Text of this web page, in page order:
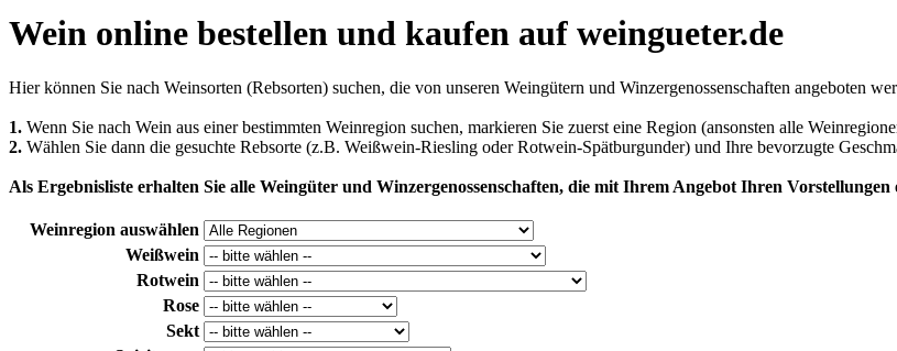
Wein online bestellen und kaufen auf weingueter.de
Hier können Sie nach Weinsorten (Rebsorten) suchen, die von unseren Weingütern und Winzergenossenschaften angeboten
1. Wenn Sie nach Wein aus einer bestimmten Weinregion suchen, markieren Sie zuerst eine Region (ansonsten alle
2. Wählen Sie dann die gesuchte Rebsorte (z.B. Weißwein-Riesling oder Rotwein-Spätburgunder) und Ihre bevorzugte
Als Ergebnisliste erhalten Sie alle Weingüter und Winzergenossenschaften, die mit Ihrem Angebot Ihren Vorstellungen
Weinregion auswählen
Weißwein
Rotwein
Rose
Sekt